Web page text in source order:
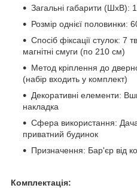
Загальні габарити (ШхВ):
Розмір однієї половинки:
Спосіб фіксації стулок: 7
магнітні смуги (по 210 см)
Метод кріплення до
(набір входить у комплект)
Декоративні елементи:
накладка
Сфера використання:
приватний будинок
Призначення: Бар'єр від
Комплектація: